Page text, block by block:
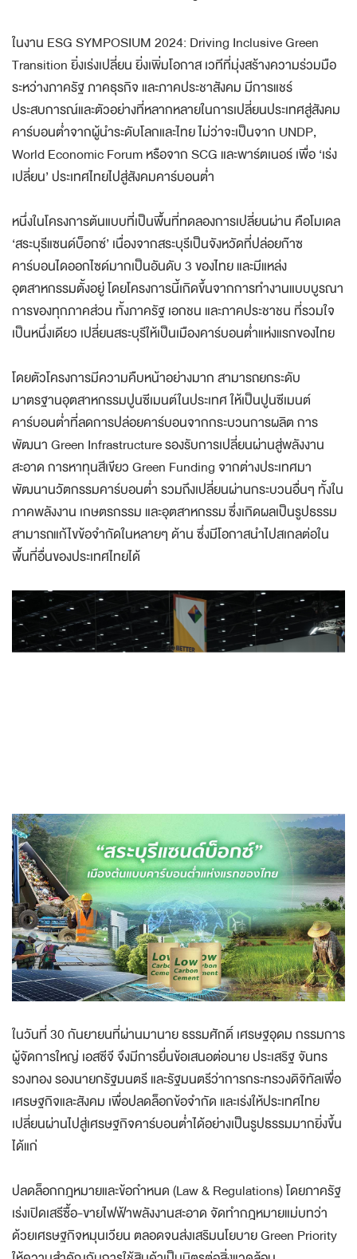
ในงาน ESG SYMPOSIUM 2024: Driving Inclusive Green
Transition ยิ่งเร่งเปลี่ยน ยิ่งเพิ่มโอกาส เวทีที่มุ่งสร้างความร่วมมือ
ระหว่างภาครัฐ ภาคธุรกิจ และภาคประชาสังคม มีการแชร์
ประสบการณ์และตัวอย่างที่หลากหลายในการเปลี่ยนประเทศสู่สังคม
คาร์บอนต่ำจากผู้นำระดับโลกและไทย ไม่ว่าจะเป็นจาก UNDP,
World Economic Forum หรือจาก SCG และพาร์ตเนอร์ เพื่อ ‘เร่ง
เปลี่ยน’ ประเทศไทยไปสู่สังคมคาร์บอนต่ำ
หนึ่งในโครงการต้นแบบที่เป็นพื้นที่ทดลองการเปลี่ยนผ่าน คือโมเดล
‘สระบุรีแซนด์บ็อกซ์’ เนื่องจากสระบุรีเป็นจังหวัดที่ปล่อยก๊าซ
คาร์บอนไดออกไซด์มากเป็นอันดับ 3 ของไทย และมีแหล่ง
อุตสาหกรรมตั้งอยู่ โดยโครงการนี้เกิดขึ้นจากการทำงานแบบบูรณา
การของทุกภาคส่วน ทั้งภาครัฐ เอกชน และภาคประชาชน ที่รวมใจ
เป็นหนึ่งเดียว เปลี่ยนสระบุรีให้เป็นเมืองคาร์บอนต่ำแห่งแรกของไทย
โดยตัวโครงการมีความคืบหน้าอย่างมาก สามารถยกระดับ
มาตรฐานอุตสาหกรรมปูนซีเมนต์ในประเทศ ให้เป็นปูนซีเมนต์
คาร์บอนต่ำที่ลดการปล่อยคาร์บอนจากกระบวนการผลิต การ
พัฒนา Green Infrastructure รองรับการเปลี่ยนผ่านสู่พลังงาน
สะอาด การหาทุนสีเขียว Green Funding จากต่างประเทศมา
พัฒนานวัตกรรมคาร์บอนต่ำ รวมถึงเปลี่ยนผ่านกระบวนอื่นๆ ทั้งใน
ภาคพลังงาน เกษตรกรรม และอุตสาหกรรม ซึ่งเกิดผลเป็นรูปธรรม
สามารถแก้ไขข้อจำกัดในหลายๆ ด้าน ซึ่งมีโอกาสนำไปสเกลต่อใน
พื้นที่อื่นของประเทศไทยได้
ในวันที่ 30 กันยายนที่ผ่านมานาย ธรรมศักดิ์ เศรษฐอุดม กรรมการ
ผู้จัดการใหญ่ เอสซีจี จึงมีการยื่นข้อเสนอต่อนาย ประเสริฐ จันทร
รวงทอง รองนายกรัฐมนตรี และรัฐมนตรีว่าการกระทรวงดิจิทัลเพื่อ
เศรษฐกิจและสังคม เพื่อปลดล็อกข้อจำกัด และเร่งให้ประเทศไทย
เปลี่ยนผ่านไปสู่เศรษฐกิจคาร์บอนต่ำได้อย่างเป็นรูปธรรมมากยิ่งขึ้น
ได้แก่
ปลดล็อกกฎหมายและข้อกำหนด (Law & Regulations) โดยภาครัฐ
เร่งเปิดเสรีซื้อ-ขายไฟฟ้าพลังงานสะอาด จัดทำกฎหมายแม่บทว่า
ด้วยเศรษฐกิจหมุนเวียน ตลอดจนส่งเสริมนโยบาย Green Priority